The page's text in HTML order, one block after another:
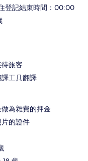
登記結束時間：00:00
旅客
工具翻譯
為雜費的押金
的證件